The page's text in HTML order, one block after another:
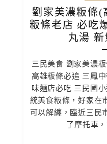
劉家美濃粄條(
粄條老店 必吃
丸湯
三民美食 劉家美濃
高雄粄條必追 三鳳
味麵店必吃 三民國
統美食粄條，好家在
可以解纏，臨近三民
了摩托車